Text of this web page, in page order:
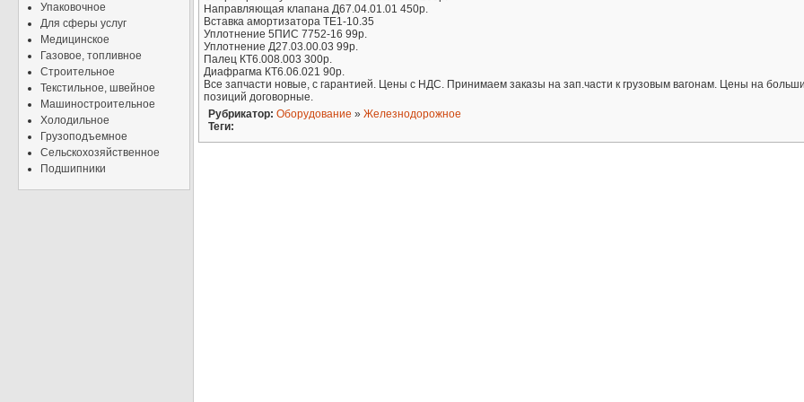
Упаковочное
Для сферы услуг
Медицинское
Газовое, топливное
Строительное
Текстильное, швейное
Машиностроительное
Холодильное
Грузоподъемное
Сельскохозяйственное
Подшипники
Направляющая клапана Д67.04.01.01 450р.
Вставка амортизатора ТЕ1-10.35
Уплотнение 5ПИС 7752-16 99р.
Уплотнение Д27.03.00.03 99р.
Палец КТ6.008.003 300р.
Диафрагма КТ6.06.021 90р.
Все запчасти новые, с гарантией. Цены с НДС. Принимаем заказы на зап.части к грузовым вагонам. Цены на
позиций договорные.
Рубрикатор: Оборудование » Железнодорожное
Теги: